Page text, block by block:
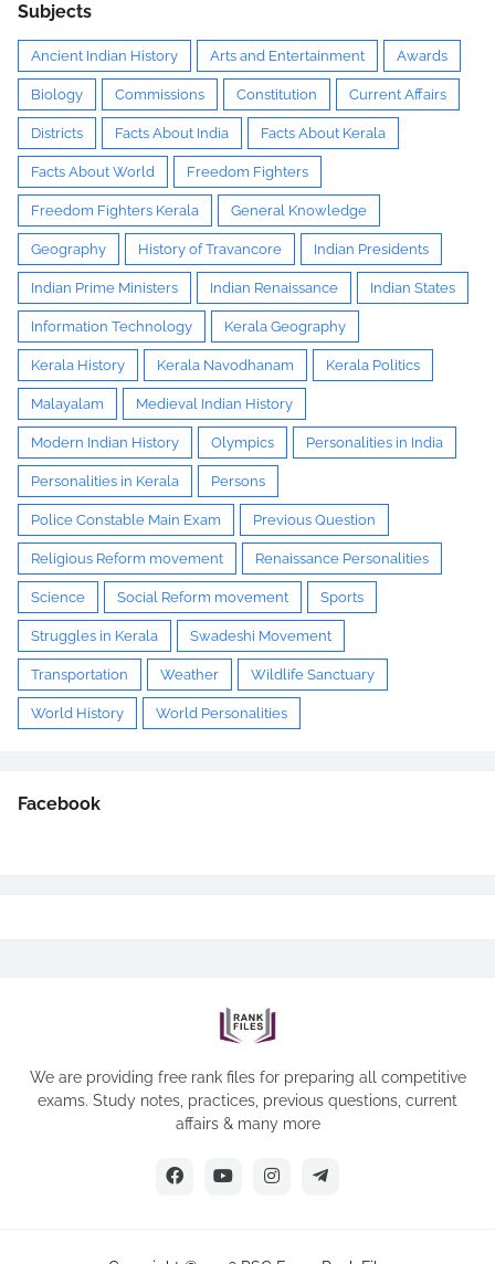
Subjects
Ancient Indian History Arts and Entertainment Awards
Biology Commissions Constitution Current Affairs
Districts Facts About India Facts About Kerala
Facts About World Freedom Fighters
Freedom Fighters Kerala General Knowledge
Geography History of Travancore Indian Presidents
Indian Prime Ministers Indian Renaissance Indian States
Information Technology Kerala Geography
Kerala History Kerala Navodhanam Kerala Politics
Malayalam Medieval Indian History
Modern Indian History Olympics Personalities in India
Personalities in Kerala Persons
Police Constable Main Exam Previous Question
Religious Reform movement Renaissance Personalities
Science Social Reform movement Sports
Struggles in Kerala Swadeshi Movement
Transportation Weather Wildlife Sanctuary
World History World Personalities
Facebook
We are providing free rank files for preparing all competitive
exams. Study notes, practices, previous questions, current
affairs & many more